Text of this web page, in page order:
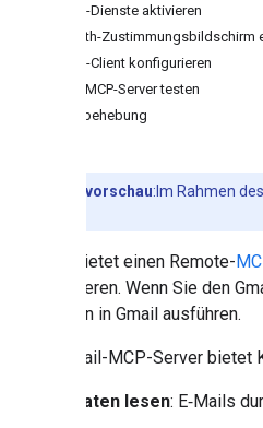
MCP-Dienste aktivieren
OAuth-Zustimmungsbildschirm
MCP-Client konfigurieren
Gmail-MCP-Server testen
Fehlerbehebung
Entwicklervorschau:Im Rahmen des
Gmail bietet einen Remote-
interagieren. Wenn Sie den
Aktionen in Gmail ausführen.
Der Gmail-MCP-Server
Daten lesen: E‑Mails